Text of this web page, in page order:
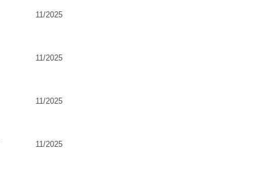
11/2025
11/2025
11/2025
11/2025